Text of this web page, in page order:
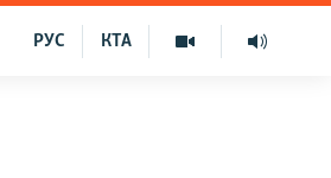
КТА
РУС